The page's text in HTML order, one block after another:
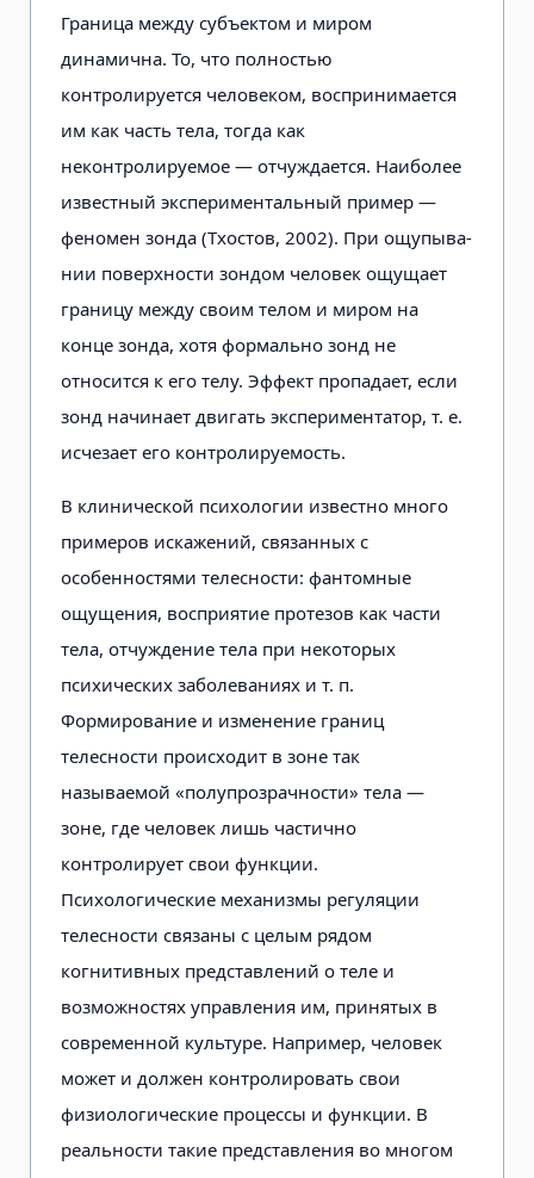
Граница между субъектом и миром
динамична. То, что полностью
контролируется челове­ком, воспринимается
им как часть тела, тогда как
неконтролируемое — отчуждается. Наиболее
известный эк­спериментальный пример —
феномен зонда (Тхостов, 2002). При ощупыва­
нии поверхности зондом человек ощущает
границу между своим телом и миром на
конце зонда, хотя формаль­но зонд не
относится к его телу. Эф­фект пропадает, если
зонд начинает двигать экспериментатор, т. е.
исчеза­ет его контролируемость.
В клинической психологии извес­тно много
примеров искажений, свя­занных с
особенностями телесности: фантомные
ощущения, восприятие протезов как части
тела, отчуждение тела при некоторых
психических заболеваниях и т. п.
Формирование и изменение границ
телесности проис­ходит в зоне так
называемой «полупрозрачности» тела —
зоне, где чело­век лишь частично
контролирует свои функции.
Психологические механиз­мы регуляции
телесности связаны с целым рядом
когнитивных представ­лений о теле и
возможностях управ­ления им, принятых в
современной культуре. Например, человек
может и должен контролировать свои
физиологические процессы и функции. В
реальности такие представления во многом